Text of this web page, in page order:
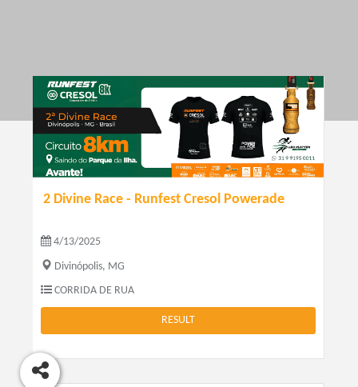
2 Divine Race - Runfest Cresol Powerade
4/13/2025
Divinópolis, MG
CORRIDA DE RUA
RESULT